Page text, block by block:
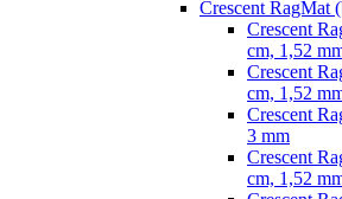
Crescent RagMat
Crescent
cm, 1,52
Crescent
cm, 1,52
Crescent
3 mm
Crescent
cm, 1,52